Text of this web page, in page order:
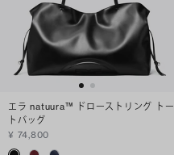
エラ natuura™ ドローストリング トー
トバッグ
¥ 74,800